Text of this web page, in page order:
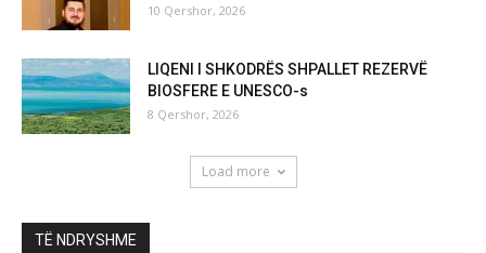
10 Qershor, 2026
LIQENI I SHKODRËS SHPALLET REZERVË
BIOSFERE E UNESCO-s
8 Qershor, 2026
Load more
TË NDRYSHME